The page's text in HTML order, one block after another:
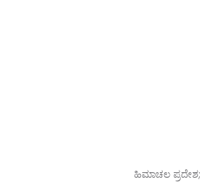
ಹಿಮಾಚಲ